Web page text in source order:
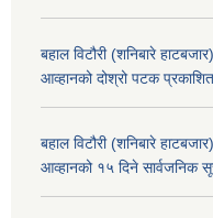
बहाल विटौरी (शनिबारे
आव्हानको दोश्रो पटक
बहाल विटौरी (शनिबारे
आव्हानको १५ दिने सार्वजनिक